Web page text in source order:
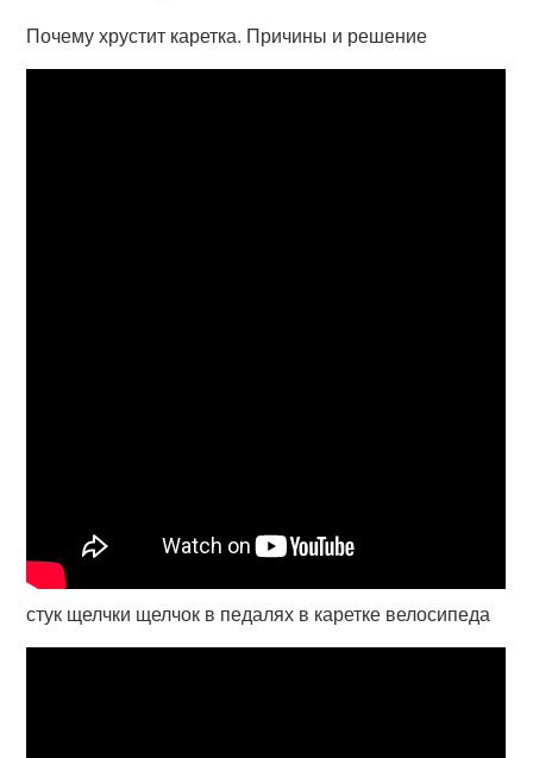
Почему хрустит каретка. Причины и решение
стук щелчки щелчок в педалях в каретке велосипеда